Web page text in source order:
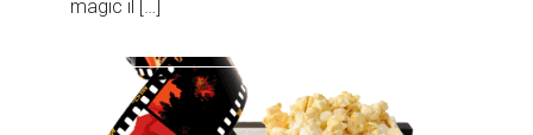
magic il […]